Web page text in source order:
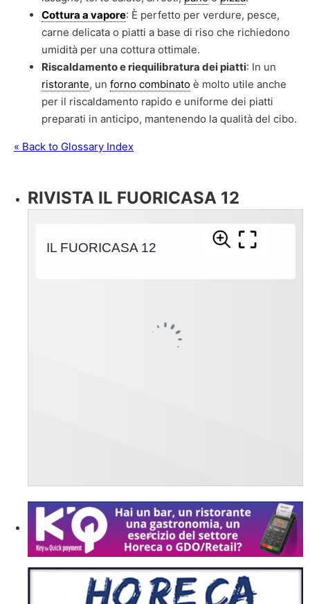
Cottura a vapore: È perfetto per verdure, pesce,
carne delicata o piatti a base di riso che richiedono
umidità per una cottura ottimale.
Riscaldamento e riequilibratura dei piatti: In un
ristorante, un forno combinato è molto utile anche
per il riscaldamento rapido e uniforme dei piatti
preparati in anticipo, mantenendo la qualità del cibo.
« Back to Glossary Index
RIVISTA IL FUORICASA 12